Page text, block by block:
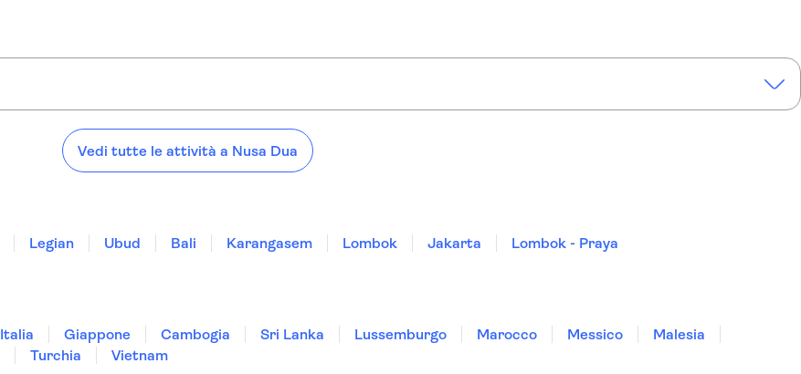
Vedi tutte le attività a Nusa Dua
Legian Ubud Bali Karangasem Lombok Jakarta
Lombok - Praya
Italia Giappone Cambogia Sri Lanka Lussemburgo Marocco Messico
Malesia
Turchia
Vietnam